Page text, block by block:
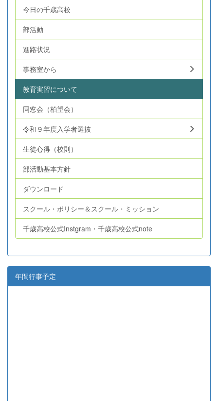
今日の千歳高校
部活動
進路状況
事務室から
教育実習について
同窓会（柏望会）
令和９年度入学者選抜
生徒心得（校則）
部活動基本方針
ダウンロード
スクール・ポリシー＆スクール・ミッション
千歳高校公式Instgram・千歳高校公式note
年間行事予定